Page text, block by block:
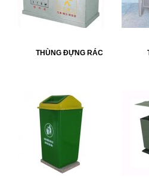
THÙNG ĐỰNG RÁC